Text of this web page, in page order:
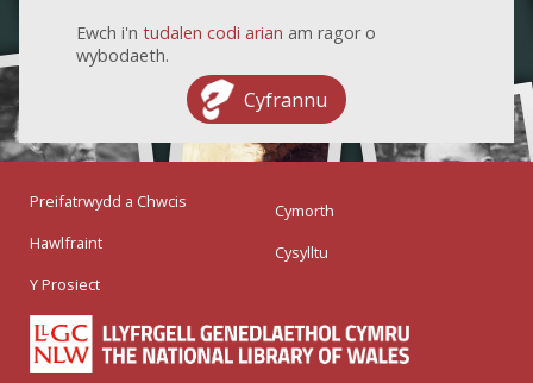
Ewch i'n tudalen codi arian am ragor o
wybodaeth.
Cyfrannu
Preifatrwydd a Chwcis
Hawlfraint
Y Prosiect
Cymorth
Cysylltu